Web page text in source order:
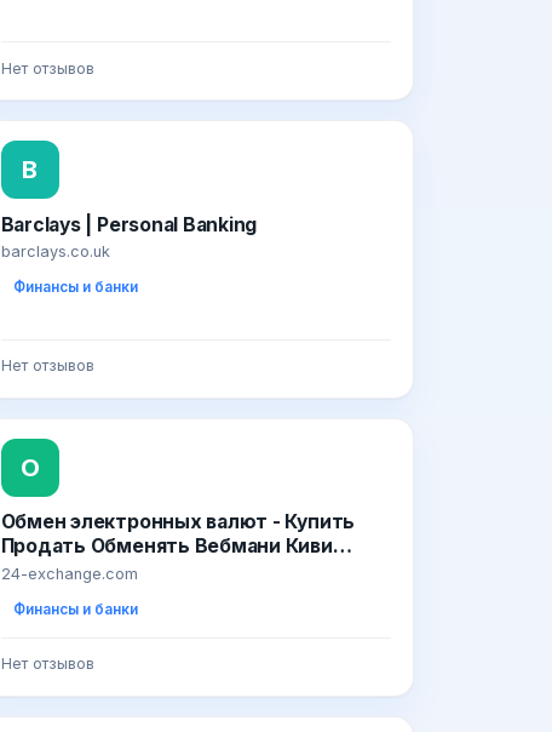
Нет отзывов
B
Barclays | Personal Banking
barclays.co.uk
Финансы и банки
Нет отзывов
О
Обмен электронных валют - Купить
Продать Обменять Вебмани Киви
Яндекс Сбербанк Связной Альфа
Privat
24-exchange.com
Финансы и банки
Нет отзывов